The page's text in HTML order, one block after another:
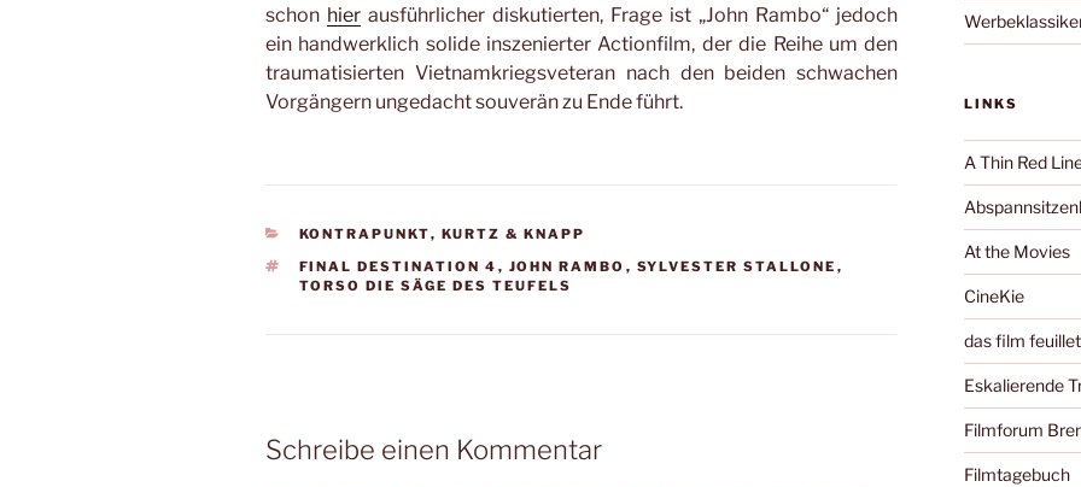
schon hier ausführlicher diskutierten, Frage ist „John Rambo“ jedoch
ein handwerklich solide inszenierter Actionfilm, der die Reihe um den
traumatisierten Vietnamkriegsveteran nach den beiden schwachen
Vorgängern ungedacht souverän zu Ende führt.
KATEGORIEN
KONTRAPUNKT, KURTZ & KNAPP
SCHLAGWÖRTER
FINAL DESTINATION 4 , JOHN RAMBO , SYLVESTER STALLONE ,
TORSO DIE SÄGE DES TEUFELS
Schreibe einen Kommentar
LINKS
A Thin Red
At the Movies
CineKie
das film
Eskalierende
Filmforum
Filmtagebuch